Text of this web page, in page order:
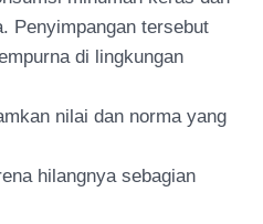
Penyimpangan tersebut
di lingkungan
nilai dan norma yang
hilangnya sebagian